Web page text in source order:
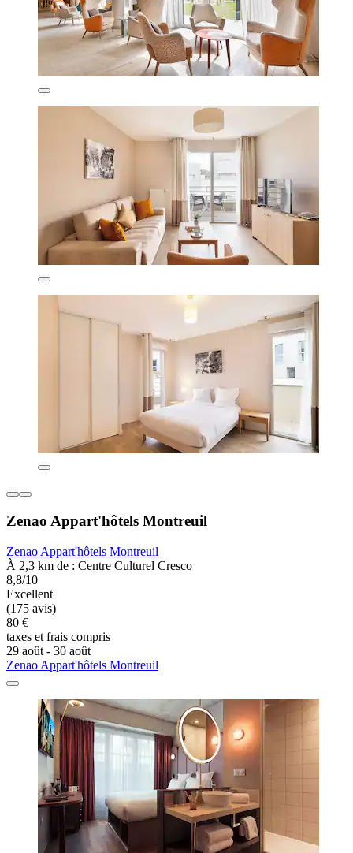
Zenao Appart'hôtels Montreuil
Zenao Appart'hôtels Montreuil
À 2,3 km de : Centre Culturel Cresco
8,8/10
Excellent
(175 avis)
80 €
taxes et frais compris
29 août - 30 août
Zenao Appart'hôtels Montreuil